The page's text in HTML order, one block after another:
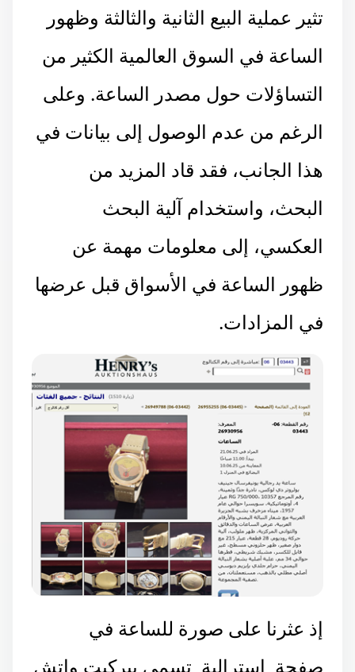
تثير عملية البيع الثانية والثالثة وظهور
الساعة في السوق العالمية الكثير من
التساؤلات حول مصدر الساعة. وعلى
الرغم من عدم الوصول إلى بيانات في
هذا الجانب، فقد قاد المزيد من
البحث، واستخدام آلية البحث
العكسي، إلى معلومات مهمة عن
ظهور الساعة في الأسواق قبل عرضها
في المزادات.
إذ عثرنا على صورة للساعة في
صفحة استرالية تسمى بيركيت واتش